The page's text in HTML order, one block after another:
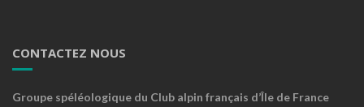
CONTACTEZ NOUS
Groupe spéléologique du Club alpin français d’Île de France